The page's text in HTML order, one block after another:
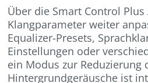
Über die Smart Control
Klangparameter weiter
Equalizer-Presets,
Einstellungen oder
ein Modus zur Reduzierung
Hintergrundgeräusche ist